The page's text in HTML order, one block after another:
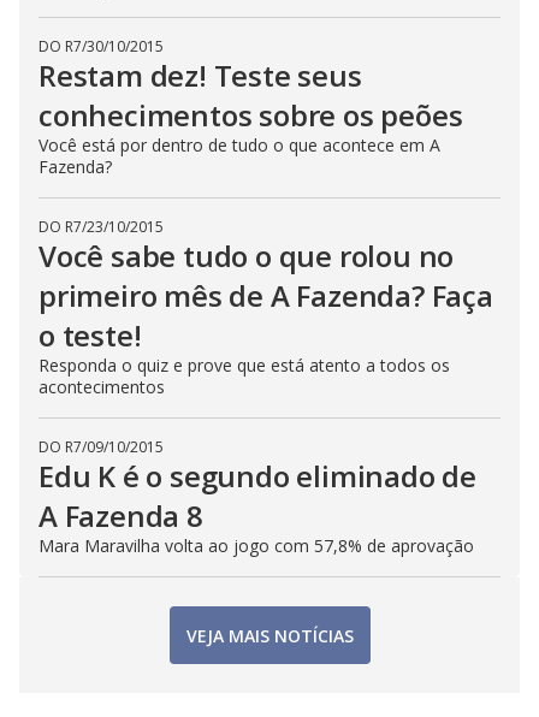
DO R7/30/10/2015
Restam dez! Teste seus
conhecimentos sobre os peões
Você está por dentro de tudo o que acontece em A
Fazenda?
DO R7/23/10/2015
Você sabe tudo o que rolou no
primeiro mês de A Fazenda? Faça
o teste!
Responda o quiz e prove que está atento a todos os
acontecimentos
DO R7/09/10/2015
Edu K é o segundo eliminado de
A Fazenda 8
Mara Maravilha volta ao jogo com 57,8% de aprovação
VEJA MAIS NOTÍCIAS